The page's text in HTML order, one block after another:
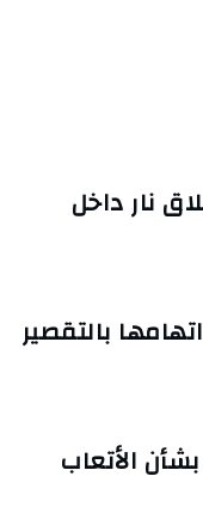
نار داخل
بالتقصير
الأتعاب